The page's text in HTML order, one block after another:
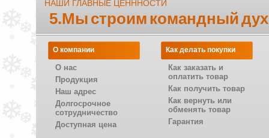
НАШИ ГЛАВНЫЕ ЦЕНННОСТИ
5.Мы строим командный
О компании
О нас
Продукция
Наш адрес
Долгосрочное
сотрудничество
Доступная цена
Как делать покупки
Как заказать и
оплатить товар
Как получить товар
Как вернуть или
обменять товар
Гарантия